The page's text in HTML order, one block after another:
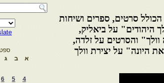
סרטים, ספרים ושיחות
היהודים" על ביאליק,
והסרטים על זלדה,
היונה" על יצירת וולך
א
ב ג
4
5
6